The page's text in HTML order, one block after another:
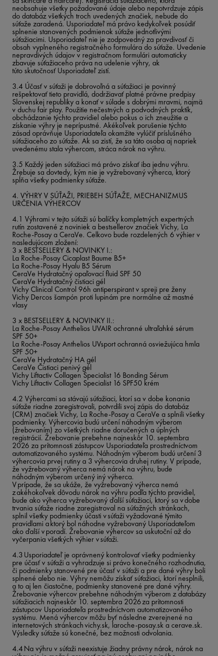
neobsahuje všetky požadované údaje alebo nepotvrdzuje zápis
do databáz všetkých troch uvedených značiek, nebude do
súťaže zaradená. Usporiadateľ má právo kedykoľvek posúdiť
splnenie stanovených podmienok súťaže jednotlivými
súťažiacimi. Usporiadateľ nie je zodpovedný za pravdivosť či
obsah vyplneného registračného formulára do súťaže. Uvedenie
nepravdivých údajov v registračnom formulári automaticky
zbavuje súťažiaceho práva na udelenie výhry, ak
túto skutočnosť Usporiadateľ zistí.
3.4 Účasť v súťaži je dobrovoľná a súťažiaci je povinný
rešpektovať tieto pravidlá, dodržiavať platné právne predpisy
Slovenskej republiky a konať v súlade s dobrými mravmi, najmä
v duchu fair play. Použitie nečestných a podvodných praktík,
obchádzanie týchto pravidiel alebo pokus o ich zneužitie a
získanie výhry je neprípustné. Akékoľvek porušenie týchto
zásad oprávňuje Usporiadateľa okamžite vylúčiť príslušného
súťažiaceho zo súťaže. Ak sa zistí, že sa táto osoba aj napriek
uvedenému stala výhercom, stráca nárok na výhru.
3.5 Každý jeden súťažiaci má právo získať iba jednu výhru.
Žrebuje sa dovtedy, kým nie je vyžrebovaný výherca, ktorý
spĺňa všetky podmienky súťaže.
4. VÝHRY V SÚŤAŽI, PRIEBEH SÚŤAŽE, MECHANIZMUS
URČENIA VÝHERCOV
4.1 Výhrami v tejto súťaži sú balíčky kompletných expertných
rutín zostavené z noviniek a bestsellerov značiek Vichy, La
Roche-Posay a CeraVe. Celkovo bude rozdelených 6 výhier v
nasledujúcom zložení:
3 x BESTSELLERY & NOVINKY I.:
La Roche-Posay Cicaplast Baume B5+
La Roche-Posay Hyalu B5 Sérum
CeraVe Hydratačný opaľovací fluid SPF 50
CeraVe Hydratačný čistiaci gél
Vichy Clinical Control 96h antiperspirant v spreji pre ženy
Vichy Dercos šampón proti lupinám pre normálne až mastné
vlasy
3 x BESTSELLERY & NOVINKY II.:
La Roche-Posay Anthelios UVAIR ochranné ultraľahké sérum
SPF 50+
La Roche-Posay Anthelios UVsport ochranná osviežujúca hmla
SPF 50+
CeraVe Hydratačný HA gél
CeraVe Čistiaci penivý gél
Vichy Liftactiv Collagen Specialist 16 Bonding Sérum
Vichy Liftactiv Collagen Specialist 16 SPF50 krém
4.2 Výhercami sa stávajú súťažiaci, ktorí sa v dobe konania
súťaže riadne zaregistrovali, potvrdili svoj zápis do databáz
(CRM) značiek Vichy, La Roche-Posay a CeraVe a splnili všetky
podmienky. Výhercovia budú určení náhodným výberom
(žrebovaním) zo všetkých riadne doručených a úplných
registrácií. Žrebovanie prebehne najneskôr 10. septembra
2026 za prítomnosti zástupcov Usporiadateľa prostredníctvom
automatizovaného systému. Náhodným výberom budú určení 3
výhercovia prvej rutiny a 3 výhercovia druhej rutiny. V prípade,
že vyžrebovaný výherca nemá nárok na výhru, bude
náhodným výberom určený iný výherca.
V prípade, že sa ukáže, že vyžrebovaný výherca nemá
z akéhokoľvek dôvodu nárok na výhru podľa týchto pravidiel,
bude ako výherca vyžrebovaný ďalší súťažiaci, ktorý sa v dobe
trvania súťaže riadne zaregistroval na súťažných stránkach,
splnil všetky podmienky účasti v súťaži vyžadované týmito
pravidlami a ktorý bol náhodne vyžrebovaný Usporiadateľom
ako ďalší v poradí. Žrebovanie výhercov sa uskutoční až do
vyčerpania všetkých výhier v súťaži.
4.3 Usporiadateľ je oprávnený kontrolovať všetky podmienky
pre účasť v súťaži a vyhradzuje si právo konečného rozhodnutia,
či podmienky stanovené pre účasť v súťaži a pre dané výhry boli
splnené alebo nie. Výhry nemôžu získať súťažiaci, ktorí nesplnili,
a to aj len čiastočne, podmienky stanovené pre dané výhry.
Žrebovanie výhercov prebehne náhodným výberom z databázy
súťažiacich najneskôr 10. septembra 2026 za prítomnosti
zástupcov Usporiadateľa prostredníctvom automatizovaného
systému. Mená výhercov môžu byť následne zverejnené na
internetových stránkach vichy.sk, laroche-posay.sk a cerave.sk.
Výsledky súťaže sú konečné, bez možnosti odvolania.
4.4 Na výhru v súťaži neexistuje žiadny právny nárok, nárok na